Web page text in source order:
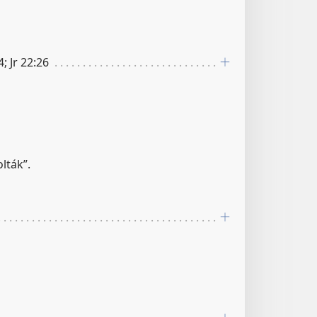
Jr 22:26